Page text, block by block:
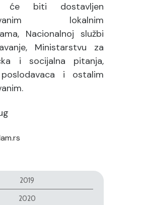
će biti dostavljen
lokalnim
Nacionalnoj službi
Ministarstvu za
i socijalna pitanja,
poslodavaca i ostalim
2019
2020